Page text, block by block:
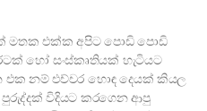
මතක එක්ක අපිට පොඩි පොඩි
හෝ සංස්කෘතියක් හැටියට
නම් එච්චර හොඳ දෙයක් කියල
විදියට කරගෙන ආපු